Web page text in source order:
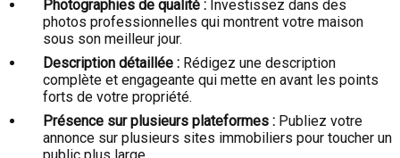
Photographies de qualité : Investissez dans des
photos professionnelles qui montrent votre maison
sous son meilleur jour.
Description détaillée : Rédigez une description
complète et engageante qui mette en avant les points
forts de votre propriété.
Présence sur plusieurs plateformes : Publiez votre
annonce sur plusieurs sites immobiliers pour toucher un